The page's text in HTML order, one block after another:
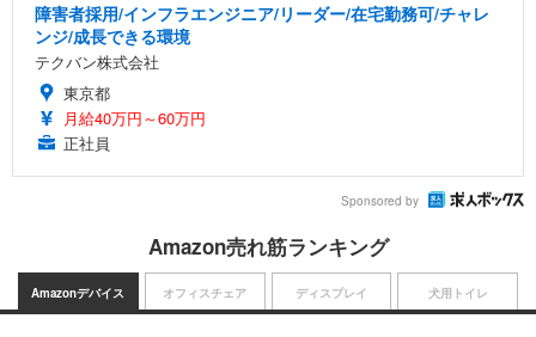
障害者採用/インフラエンジニア/リーダー/在宅勤務可/チャレ
ンジ/成長できる環境
テクバン株式会社
東京都
月給40万円～60万円
正社員
Sponsored by
Amazon売れ筋ランキング
Amazonデバイス オフィスチェア ディスプレイ 犬用トイレ